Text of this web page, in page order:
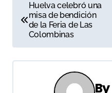
a
v
e
Huelva celebró una
misa de bendición
de la Feria de Las
Colombinas
By